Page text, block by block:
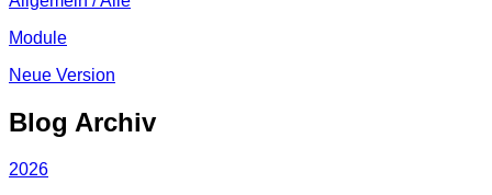
Module
Neue Version
Blog Archiv
2026